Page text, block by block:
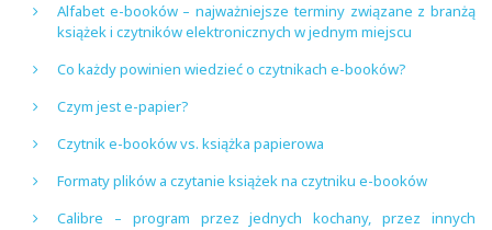
Alfabet e-booków – najważniejsze terminy związane z branżą
książek i czytników elektronicznych w jednym miejscu
Co każdy powinien wiedzieć o czytnikach e-booków?
Czym jest e-papier?
Czytnik e-booków vs. książka papierowa
Formaty plików a czytanie książek na czytniku e-booków
Calibre – program przez jednych kochany, przez innych